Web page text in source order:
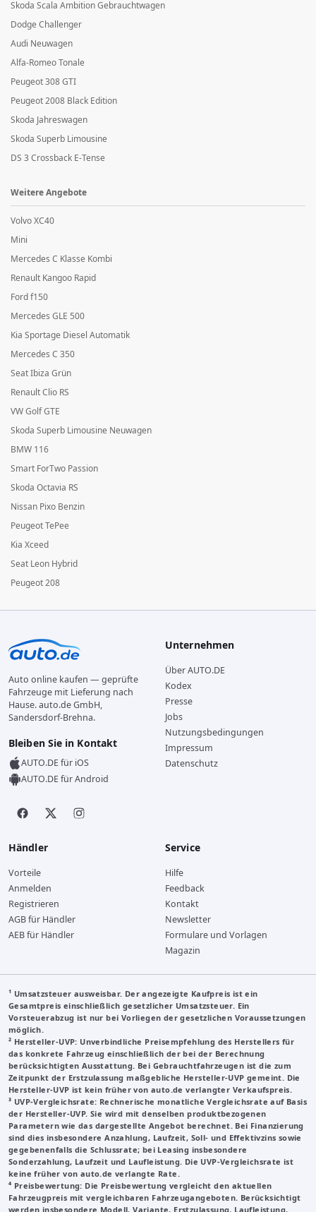
Skoda Scala Ambition Gebrauchtwagen
Dodge Challenger
Audi Neuwagen
Alfa-Romeo Tonale
Peugeot 308 GTI
Peugeot 2008 Black Edition
Skoda Jahreswagen
Skoda Superb Limousine
DS 3 Crossback E-Tense
Weitere Angebote
Volvo XC40
Mini
Mercedes C Klasse Kombi
Renault Kangoo Rapid
Ford f150
Mercedes GLE 500
Kia Sportage Diesel Automatik
Mercedes C 350
Seat Ibiza Grün
Renault Clio RS
VW Golf GTE
Skoda Superb Limousine Neuwagen
BMW 116
Smart ForTwo Passion
Skoda Octavia RS
Nissan Pixo Benzin
Peugeot TePee
Kia Xceed
Seat Leon Hybrid
Peugeot 208
Auto online kaufen — geprüfte
Fahrzeuge mit Lieferung nach
Hause. auto.de GmbH,
Sandersdorf-Brehna.
Bleiben Sie in Kontakt
AUTO.DE für iOS
AUTO.DE für Android
Unternehmen
Über AUTO.DE
Kodex
Presse
Jobs
Nutzungsbedingungen
Impressum
Datenschutz
Händler
Vorteile
Anmelden
Registrieren
AGB für Händler
AEB für Händler
Service
Hilfe
Feedback
Kontakt
Newsletter
Formulare und Vorlagen
Magazin
¹ Umsatzsteuer ausweisbar. Der angezeigte Kaufpreis ist ein
Gesamtpreis einschließlich gesetzlicher Umsatzsteuer. Ein
Vorsteuerabzug ist nur bei Vorliegen der gesetzlichen Voraussetzungen
möglich.
² Hersteller-UVP: Unverbindliche Preisempfehlung des Herstellers für
das konkrete Fahrzeug einschließlich der bei der Berechnung
berücksichtigten Ausstattung. Bei Gebrauchtfahrzeugen ist die zum
Zeitpunkt der Erstzulassung maßgebliche Hersteller-UVP gemeint. Die
Hersteller-UVP ist kein früher von auto.de verlangter Verkaufspreis.
³ UVP-Vergleichsrate: Rechnerische monatliche Vergleichsrate auf Basis
der Hersteller-UVP. Sie wird mit denselben produktbezogenen
Parametern wie das dargestellte Angebot berechnet. Bei Finanzierung
sind dies insbesondere Anzahlung, Laufzeit, Soll- und Effektivzins sowie
gegebenenfalls die Schlussrate; bei Leasing insbesondere
Sonderzahlung, Laufzeit und Laufleistung. Die UVP-Vergleichsrate ist
keine früher von auto.de verlangte Rate.
⁴ Preisbewertung: Die Preisbewertung vergleicht den aktuellen
Fahrzeugpreis mit vergleichbaren Fahrzeugangeboten. Berücksichtigt
werden insbesondere Modell, Variante, Erstzulassung, Laufleistung,